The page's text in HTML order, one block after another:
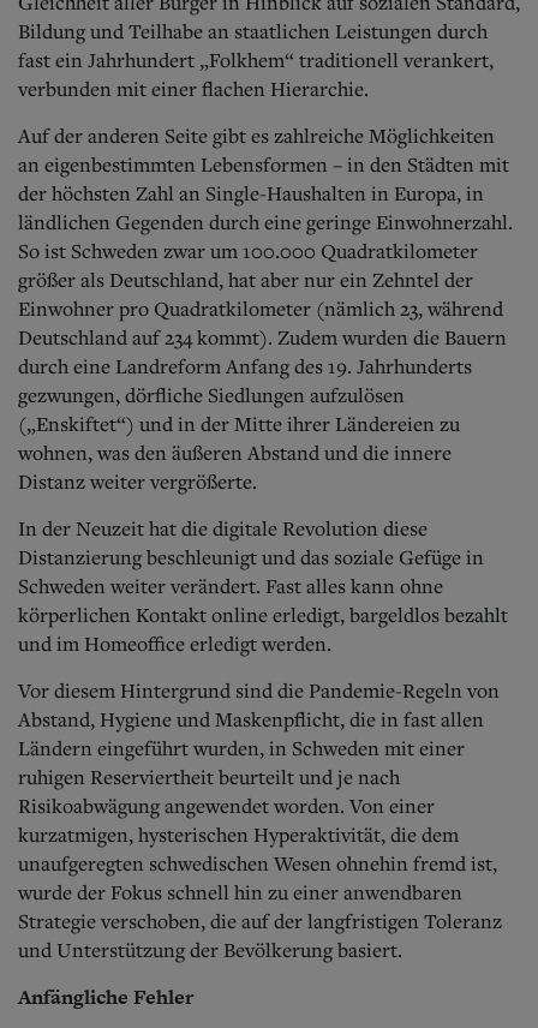
Bildung und Teilhabe an staatlichen Leistungen durch
fast ein Jahrhundert „Folkhem“ traditionell verankert,
verbunden mit einer flachen Hierarchie.
Auf der anderen Seite gibt es zahlreiche Möglichkeiten
an eigenbestimmten Lebensformen – in den Städten mit
der höchsten Zahl an Single-Haushalten in Europa, in
ländlichen Gegenden durch eine geringe Einwohnerzahl.
So ist Schweden zwar um 100.000 Quadratkilometer
größer als Deutschland, hat aber nur ein Zehntel der
Einwohner pro Quadratkilometer (nämlich 23, während
Deutschland auf 234 kommt). Zudem wurden die Bauern
durch eine Landreform Anfang des 19. Jahrhunderts
gezwungen, dörfliche Siedlungen aufzulösen
(„Enskiftet“) und in der Mitte ihrer Ländereien zu
wohnen, was den äußeren Abstand und die innere
Distanz weiter vergrößerte.
In der Neuzeit hat die digitale Revolution diese
Distanzierung beschleunigt und das soziale Gefüge in
Schweden weiter verändert. Fast alles kann ohne
körperlichen Kontakt online erledigt, bargeldlos bezahlt
und im Homeoffice erledigt werden.
Vor diesem Hintergrund sind die Pandemie-Regeln von
Abstand, Hygiene und Maskenpflicht, die in fast allen
Ländern eingeführt wurden, in Schweden mit einer
ruhigen Reserviertheit beurteilt und je nach
Risikoabwägung angewendet worden. Von einer
kurzatmigen, hysterischen Hyperaktivität, die dem
unaufgeregten schwedischen Wesen ohnehin fremd ist,
wurde der Fokus schnell hin zu einer anwendbaren
Strategie verschoben, die auf der langfristigen Toleranz
und Unterstützung der Bevölkerung basiert.
Anfängliche Fehler